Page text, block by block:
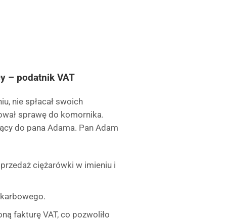
– podatnik VAT
nie spłacał swoich
sprawę do komornika.
do pana Adama. Pan Adam
ciężarówki w imieniu i
fakturę VAT, co pozwoliło